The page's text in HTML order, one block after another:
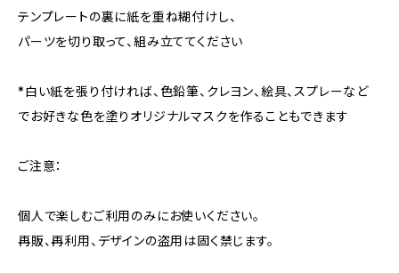
テンプレートの裏に紙を重ね糊付けし、
パーツを切り取って、組み立ててください
*白い紙を張り付ければ、色鉛筆、クレヨン、絵具、スプレーなど
でお好きな色を塗りオリジナルマスクを作ることもできます
ご注意：
個人で楽しむご利用のみにお使いください。
再販、再利用、デザインの盗用は固く禁じます。